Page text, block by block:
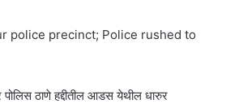
police precinct; Police rushed to
पोलिस ठाणे हद्दीतील आडस येथील धारुर